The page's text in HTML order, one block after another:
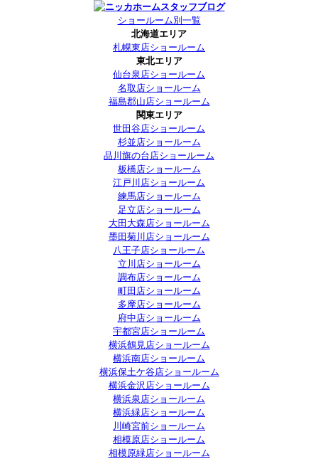
ショールーム別一覧
北海道エリア
札幌東店ショールーム
東北エリア
仙台泉店ショールーム
名取店ショールーム
福島郡山店ショールーム
関東エリア
世田谷店ショールーム
杉並店ショールーム
品川旗の台店ショールーム
板橋店ショールーム
江戸川店ショールーム
練馬店ショールーム
足立店ショールーム
大田大森店ショールーム
墨田菊川店ショールーム
八王子店ショールーム
立川店ショールーム
調布店ショールーム
町田店ショールーム
多摩店ショールーム
府中店ショールーム
宇都宮店ショールーム
横浜鶴見店ショールーム
横浜南店ショールーム
横浜保土ケ谷店ショールーム
横浜金沢店ショールーム
横浜泉店ショールーム
横浜緑店ショールーム
川崎宮前ショールーム
相模原店ショールーム
相模原緑店ショールーム